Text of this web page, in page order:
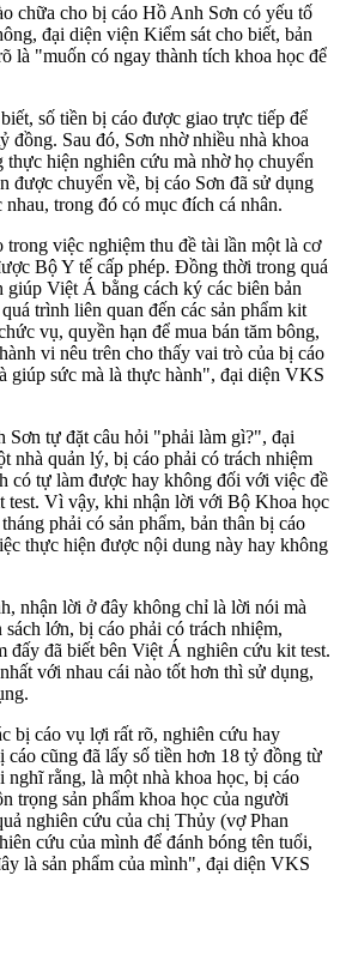
chữa cho bị cáo Hồ Anh Sơn có yếu tố
đại diện viện Kiểm sát cho biết, bản
là "muốn có ngay thành tích khoa học để
số tiền bị cáo được giao trực tiếp để
đồng. Sau đó, Sơn nhờ nhiều nhà khoa
thực hiện nghiên cứu mà nhờ họ chuyển
được chuyển về, bị cáo Sơn đã sử dụng
trong đó có mục đích cá nhân.
việc nghiệm thu đề tài lần một là cơ
Bộ Y tế cấp phép. Đồng thời trong quá
giúp Việt Á bằng cách ký các biên bản
trình liên quan đến các sản phẩm kit
vụ, quyền hạn để mua bán tăm bông,
vi nêu trên cho thấy vai trò của bị cáo
giúp sức mà là thực hành", đại diện VKS
tự đặt câu hỏi "phải làm gì?", đại
nhà quản lý, bị cáo phải có trách nhiệm
có tự làm được hay không đối với việc đề
test. Vì vậy, khi nhận lời với Bộ Khoa học
phải có sản phẩm, bản thân bị cáo
thực hiện được nội dung này hay không
nhận lời ở đây không chỉ là lời nói mà
lớn, bị cáo phải có trách nhiệm,
đấy đã biết bên Việt Á nghiên cứu kit test.
với nhau cái nào tốt hơn thì sử dụng,
bị cáo vụ lợi rất rõ, nghiên cứu hay
cáo cũng đã lấy số tiền hơn 18 tỷ đồng từ
nghĩ rằng, là một nhà khoa học, bị cáo
trọng sản phẩm khoa học của người
nghiên cứu của chị Thủy (vợ Phan
cứu của mình để đánh bóng tên tuổi,
là sản phẩm của mình", đại diện VKS